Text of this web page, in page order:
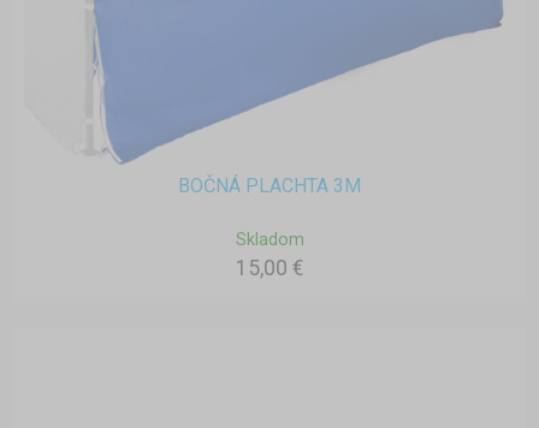
BOČNÁ PLACHTA 3M
Skladom
15,00 €